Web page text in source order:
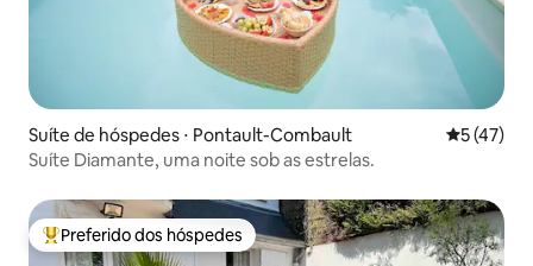
Suíte de hóspedes ⋅ Pontault-Combault 5 de uma
5 (47)
Suíte Diamante, uma noite sob as estrelas.
Entre os melhores preferidos dos hóspedes
Preferido dos hóspedes